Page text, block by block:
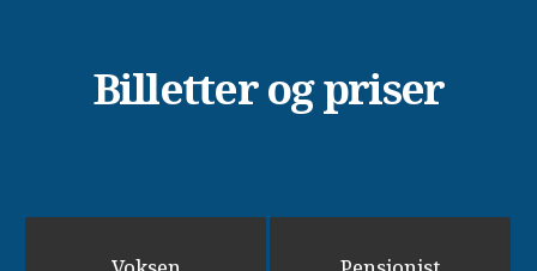
Billetter og priser